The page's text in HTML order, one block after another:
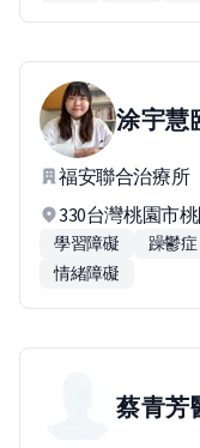
涂宇慧
福安聯合治療所
330台灣桃園市
學習障礙 躁鬱症
情緒障礙
蔡青芳